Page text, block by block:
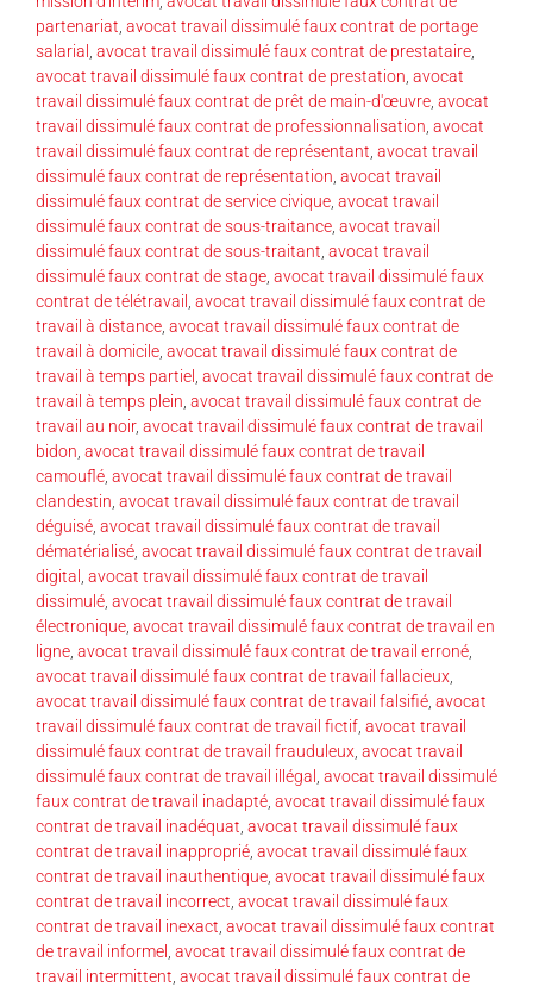
partenariat, avocat travail dissimulé faux contrat de portage
salarial , avocat travail dissimulé faux contrat de prestataire,
avocat travail dissimulé faux contrat de prestation, avocat
travail dissimulé faux contrat de prêt de main-d'œuvre, avocat
travail dissimulé faux contrat de professionnalisation, avocat
travail dissimulé faux contrat de représentant, avocat travail
dissimulé faux contrat de représentation, avocat travail
dissimulé faux contrat de service civique, avocat travail
dissimulé faux contrat de sous-traitance, avocat travail
dissimulé faux contrat de sous-traitant, avocat travail
dissimulé faux contrat de stage, avocat travail dissimulé faux
contrat de télétravail , avocat travail dissimulé faux contrat de
travail à distance, avocat travail dissimulé faux contrat de
travail à domicile, avocat travail dissimulé faux contrat de
travail à temps partiel , avocat travail dissimulé faux contrat de
travail à temps plein, avocat travail dissimulé faux contrat de
travail au noir, avocat travail dissimulé faux contrat de travail
bidon, avocat travail dissimulé faux contrat de travail
camouflé, avocat travail dissimulé faux contrat de travail
clandestin, avocat travail dissimulé faux contrat de travail
déguisé, avocat travail dissimulé faux contrat de travail
dématérialisé, avocat travail dissimulé faux contrat de travail
digital , avocat travail dissimulé faux contrat de travail
dissimulé, avocat travail dissimulé faux contrat de travail
électronique, avocat travail dissimulé faux contrat de travail en
ligne, avocat travail dissimulé faux contrat de travail erroné,
avocat travail dissimulé faux contrat de travail fallacieux,
avocat travail dissimulé faux contrat de travail falsifié, avocat
travail dissimulé faux contrat de travail fictif, avocat travail
dissimulé faux contrat de travail frauduleux, avocat travail
dissimulé faux contrat de travail illégal , avocat travail dissimulé
faux contrat de travail inadapté, avocat travail dissimulé faux
contrat de travail inadéquat, avocat travail dissimulé faux
contrat de travail inapproprié, avocat travail dissimulé faux
contrat de travail inauthentique, avocat travail dissimulé faux
contrat de travail incorrect, avocat travail dissimulé faux
contrat de travail inexact, avocat travail dissimulé faux contrat
de travail informel , avocat travail dissimulé faux contrat de
travail intermittent, avocat travail dissimulé faux contrat de